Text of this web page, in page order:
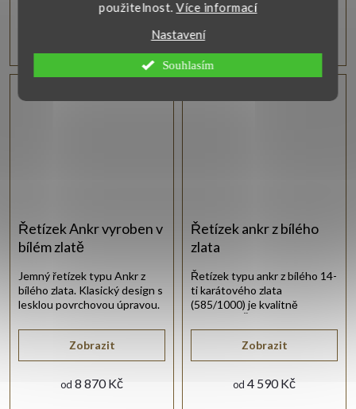
použitelnost.Více informací
Nastavení
Souhlasím
Řetízek Ankr vyroben v
bílém zlatě
od 8 870 Kč
Zobrazit
Jemný řetízek typu Ankr z
bílého zlata. Klasický design s
lesklou povrchovou úpravou.
Řetízek ankr z bílého
zlata
od 4 590 Kč
Zobrazit
Řetízek typu ankr z bílého 14-
ti karátového zlata
(585/1000) je kvalitně